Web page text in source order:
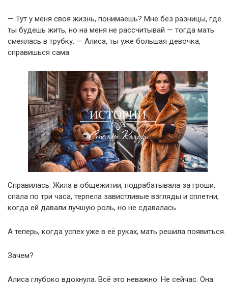
— Тут у меня своя жизнь, понимаешь? Мне без разницы, где
ты будешь жить, но на меня не рассчитывай — тогда мать
смеялась в трубку. — Алиса, ты уже большая девочка,
справишься сама.
Справилась. Жила в общежитии, подрабатывала за гроши,
спала по три часа, терпела завистливые взгляды и сплетни,
когда ей давали лучшую роль, но не сдавалась.
А теперь, когда успех уже в её руках, мать решила появиться.
Зачем?
Алиса глубоко вдохнула. Всё это неважно. Не сейчас. Она